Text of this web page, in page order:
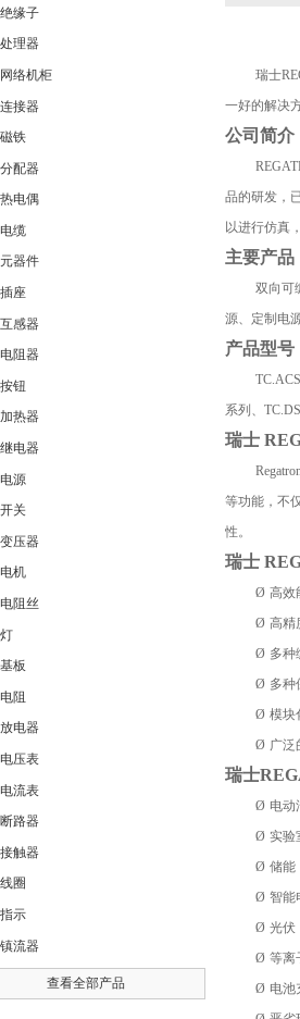
绝缘子
处理器
网络机柜
连接器
磁铁
分配器
热电偶
电缆
元器件
插座
互感器
电阻器
按钮
加热器
继电器
电源
开关
变压器
电机
电阻丝
灯
基板
电阻
放电器
电压表
电流表
断路器
接触器
线圈
指示
镇流器
查看全部产品
瑞士
一好的解决
公司简介
品的研发，
以进行仿真
主要产品
双向可
源、定制电源
产品型号
TC.ACS
系列、
瑞士
等功能，不
性。
瑞士
Ø 高效
Ø 高精
Ø 多种
Ø 多种
Ø 模块
Ø 广泛
瑞士
Ø 电动
Ø 实验
Ø 储能
Ø 智能
Ø 光伏
Ø 等离
Ø 电池